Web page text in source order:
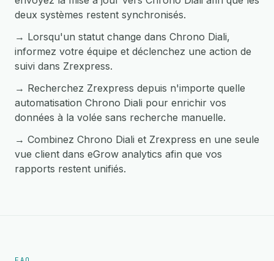
deux systèmes restent synchronisés.
→ Lorsqu'un statut change dans Chrono Diali,
informez votre équipe et déclenchez une action de
suivi dans Zrexpress.
→ Recherchez Zrexpress depuis n'importe quelle
automatisation Chrono Diali pour enrichir vos
données à la volée sans recherche manuelle.
→ Combinez Chrono Diali et Zrexpress en une seule
vue client dans eGrow analytics afin que vos
rapports restent unifiés.